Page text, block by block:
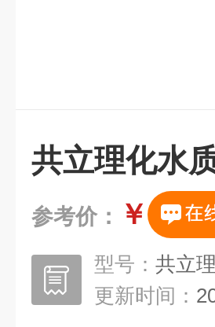
共立理化水
参考价： ￥
型号： 共立
更新时间：